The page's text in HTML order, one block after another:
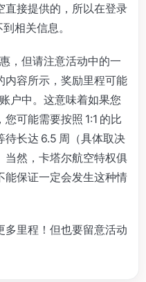
直接提供的，所以在登录
相关信息。
，但请注意活动中的一
内容所示，奖励里程可能
户中。这意味着如果您
可能需要按照 1:1 的比
长达 6.5 周（具体取决
当然，卡塔尔航空特权俱
能保证一定会发生这种情
多里程！但也要留意活动